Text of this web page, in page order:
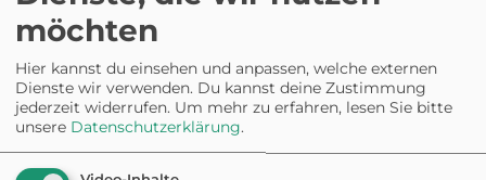
Kuckucksstube
Titisee
Kann man vor Ort parken?
möchten
Hier kannst du einsehen und anpassen, welche externen
Dienste wir verwenden. Du kannst deine Zustimmung
jederzeit widerrufen. Um mehr zu erfahren, lesen Sie bitte
unsere Datenschutzerklärung.